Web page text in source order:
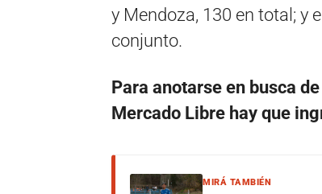
y Mendoza, 130 en total; y
conjunto.
Para anotarse en busca
Mercado Libre hay que
MIRÁ TAMBIÉN